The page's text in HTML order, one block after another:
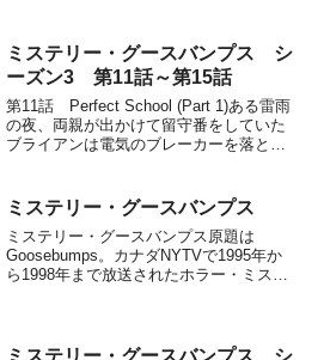
らで、ジェフの慌てぶりを見て大笑いを
している。エジプトに...
ミステリー・グースバンプス シ
ーズン3 第11話～第15話
第11話 Perfect School (Part 1)ある雷雨
の夜、両親が出かけて留守番をしていた
ブライアンは電気のブレーカーを落とし
帰ってくる。両親はみんな良い子に...
ミステリー・グースバンプス
ミステリー・グースバンプス原題は
Goosebumps。カナダNYTVで1995年か
ら1998年まで放送されたホラー・ミステ
した...
ミステリー・グースバンプス シ